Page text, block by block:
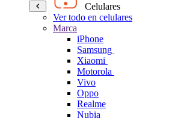
Celulares
Ver todo en celulares
Marca
iPhone
Samsung
Xiaomi
Motorola
Vivo
Oppo
Realme
Nubia